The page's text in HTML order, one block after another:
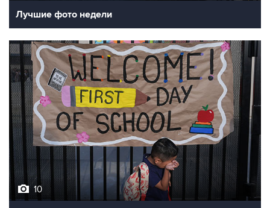
Лучшие фото недели
10